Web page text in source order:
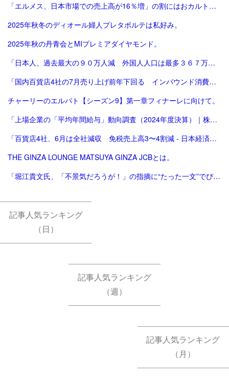
「エルメス、日本市場での売上高が16％増」の割にはおカルト系（笑）は減った気がする。
2025年秋冬のディオール婦人プレタポルテは私好み。
2025年秋の丹青会とMIプレミアダイヤモンド。
「日本人、過去最大の９０万人減 外国人人口は最多３６７万人―総務省：時事ドットコム」
「国内百貨店4社の7月売り上げ前年下回る インバウンド消費減で | ロイター」
チャーリーのエルパト【シーズン9】第一章フィナーレに向けて。
「上場企業の「平均年間給与」動向調査（2024年度決算）｜株式会社 帝国データバンク[TDB]」
「百貨店4社、6月は全社減収 免税売上高3〜4割減 - 日本経済新聞」
THE GINZA LOUNGE MATSUYA GINZA JCBとは。
「堀江貴文氏、「不景気だろうが！」の指摘に“たった一文”でぴしゃり回答 反響続々 - 芸能 : 日刊スポーツ」
記事人気ランキング
（日）
記事人気ランキング
（週）
記事人気ランキング
（月）